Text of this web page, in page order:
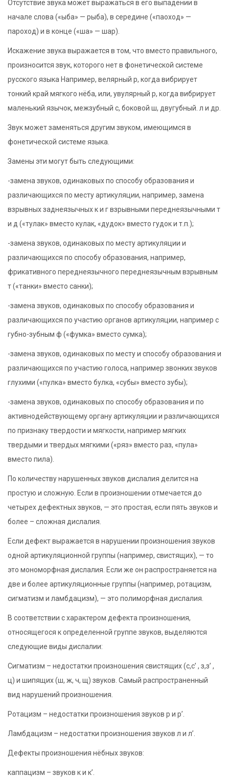
Отсутствие звука может выражаться в его выпадении в
начале слова («ыба» — рыба), в середине («паоход» —
пароход) и в конце («ша» — шар).
Искажение звука выражается в том, что вместо правильного,
произносится звук, которого нет в фонетической системе
русского языка Например, велярный р, когда вибрирует
тонкий край мягкого нёба, или, увулярный р, когда вибрирует
маленький язычок, межзубный с, боковой ш, двугубный. л и др.
Звук может заменяться другим звуком, имеющимся в
фонетической системе языка.
Замены эти могут быть следующими:
-замена звуков, одинаковых по способу образования и
различающихся по месту артикуляции, например, замена
взрывных заднеязычных к и г взрывными переднеязычными т
и д («тулак» вместо кулак, «дудок» вместо гудок и т.п.);
-замена звуков, одинаковых по месту артикуляции и
различающихся по способу образования, например,
фрикативного переднеязычного переднеязычным взрывным
т («танки» вместо санки);
-замена звуков, одинаковых по способу образования и
различающихся по участию органов артикуляции, например с
губно-зубным ф («фумка» вместо сумка);
-замена звуков, одинаковых по месту и способу образования и
различающихся по участию голоса, например звонких звуков
глухими («пулка» вместо булка, «субы» вместо зубы);
-замена звуков, одинаковых по способу образования и по
активнодействующему органу артикуляции и различающихся
по признаку твердости и мягкости, например мягких
твердыми и твердых мягкими («ряз» вместо раз, «пула»
вместо пила).
По количеству нарушенных звуков дислалия делится на
простую и сложную. Если в произношении отмечается до
четырех дефектных звуков, — это простая, если пять звуков и
более – сложная дислалия.
Если дефект выражается в нарушении произношения звуков
одной артикуляционной группы (например, свистящих), — то
это мономорфная дислалия. Если же он распространяется на
две и более артикуляционные группы (например, ротацизм,
сигматизм и ламбдацизм), — это полиморфная дислалия.
В соответствии с характером дефекта произношения,
относящегося к определенной группе звуков, выделяются
следующие виды дислалии:
Сигматизм – недостатки произношения свистящих (с,с’ , з,з’ ,
ц) и шипящих (ш, ж, ч, щ) звуков. Самый распространенный
вид нарушений произношения.
Ротацизм – недостатки произношения звуков р и р’.
Ламбдацизм – недостатки произношения звуков л и л’.
Дефекты произношения нёбных звуков:
каппацизм – звуков к и к’.